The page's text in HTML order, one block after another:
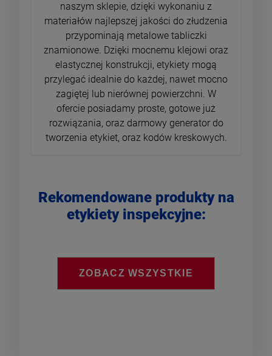
naszym sklepie, dzięki wykonaniu z
materiałów najlepszej jakości do złudzenia
przypominają metalowe tabliczki
znamionowe. Dzięki mocnemu klejowi oraz
elastycznej konstrukcji, etykiety mogą
przylegać idealnie do każdej, nawet mocno
zagiętej lub nierównej powierzchni. W
ofercie posiadamy proste, gotowe już
rozwiązania, oraz darmowy generator do
tworzenia etykiet, oraz kodów kreskowych.
Rekomendowane produkty na
etykiety inspekcyjne:
ZOBACZ WSZYSTKIE